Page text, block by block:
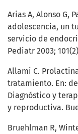
Arias A, Alonso G,
adolescencia, un
servicio de
Pediatr 2003;
Allami C.
tratamiento. En:
Diagnóstico y
y reproductiva.
Bruehlman R,